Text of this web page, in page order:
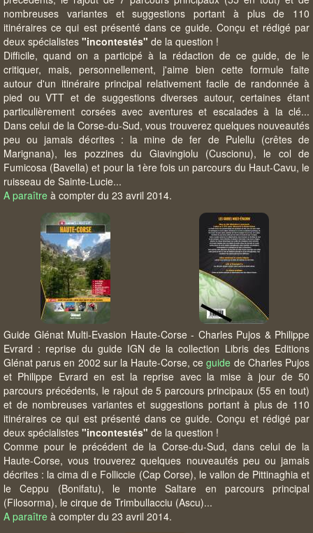
nombreuses variantes et suggestions portant à plus de 110
itinéraires ce qui est présenté dans ce guide. Conçu et rédigé par
deux spécialistes "incontestés" de la question !
Difficile, quand on a participé à la rédaction de ce guide, de le
critiquer, mais, personnellement, j'aime bien cette formule faite
autour d'un itinéraire principal relativement facile de randonnée à
pied ou VTT et de suggestions diverses autour, certaines étant
particulièrement corsées avec aventures et escalades à la clé...
Dans celui de la Corse-du-Sud, vous trouverez quelques nouveautés
peu ou jamais décrites : la mine de fer de Pulellu (crêtes de
Marignana), les pozzines du Giavingiolu (Cuscionu), le col de
Fumicosa (Bavella) et pour la 1ère fois un parcours du Haut-Cavu, le
ruisseau de Sainte-Lucie...
A paraître à compter du 23 avril 2014.
Guide Glénat Multi-Evasion Haute-Corse - Charles Pujos & Philippe
Evrard : reprise du guide IGN de la collection Libris des Editions
Glénat parus en 2002 sur la Haute-Corse, ceguide de Charles Pujos
et Philippe Evrard en est la reprise avec la mise à jour de 50
parcours précédents, le rajout de 5 parcours principaux (55 en tout)
et de nombreuses variantes et suggestions portant à plus de 110
itinéraires ce qui est présenté dans ce guide. Conçu et rédigé par
deux spécialistes "incontestés" de la question !
Comme pour le précédent de la Corse-du-Sud, dans celui de la
Haute-Corse, vous trouverez quelques nouveautés peu ou jamais
décrites : la cima di e Folliccie (Cap Corse), le vallon de Pittinaghia et
le Ceppu (Bonifatu), le monte Saltare en parcours principal
(Filosorma), le cirque de Trimbullacciu (Ascu)...
A paraître à compter du 23 avril 2014.